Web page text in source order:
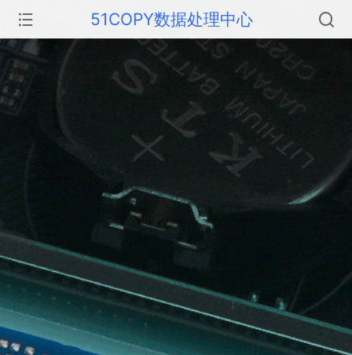
51COPY数据处理中心